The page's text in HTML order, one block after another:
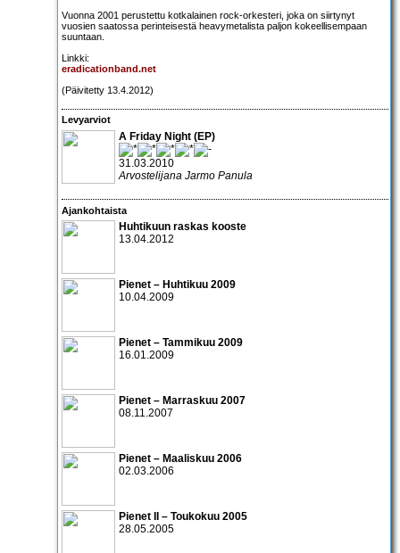
Vuonna 2001 perustettu kotkalainen rock-orkesteri, joka on siirtynyt
vuosien saatossa perinteisestä heavymetalista paljon kokeellisempaan
suuntaan.
Linkki:
eradicationband.net
(Päivitetty 13.4.2012)
Levyarviot
A Friday Night (EP)
31.03.2010
Arvostelijana Jarmo Panula
Ajankohtaista
Huhtikuun raskas kooste
13.04.2012
Pienet – Huhtikuu 2009
10.04.2009
Pienet – Tammikuu 2009
16.01.2009
Pienet – Marraskuu 2007
08.11.2007
Pienet – Maaliskuu 2006
02.03.2006
Pienet II – Toukokuu 2005
28.05.2005